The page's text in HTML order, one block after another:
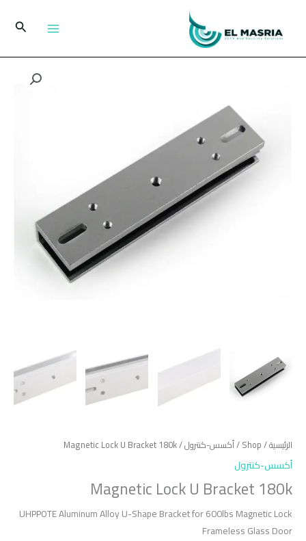
المحتوى
البحث
الرئيسية/
Shop
/أكسس-كنترول/ Magnetic Lock U Bracket 180k
أكسس-كنترول
Magnetic Lock U Bracket 180k
UHPPOTE Aluminum Alloy U-Shape Bracket for 600lbs Magnetic Lock
Frameless Glass Door